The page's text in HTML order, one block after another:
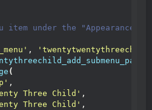
item under the "Appearance"
,
(
,
Three Child' ,
Three Child' ,